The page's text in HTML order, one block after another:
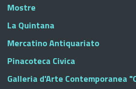
Mostre
La Quintana
Mercatino Antiquariato
Pinacoteca Civica
Galleria d'Arte Contemporanea